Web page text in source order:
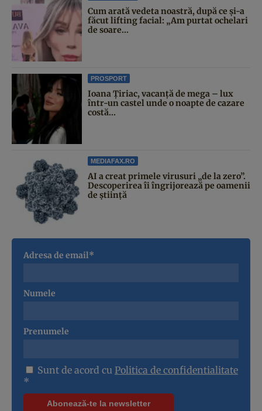
Cum arată vedeta noastră, după ce și-a
făcut lifting facial: „Am purtat ochelari
de soare...
PROSPORT
Ioana Țiriac, vacanță de mega – lux
într-un castel unde o noapte de cazare
costă...
MEDIAFAX.RO
AI a creat primele virusuri „de la zero”.
Descoperirea îi îngrijorează pe oamenii
de știință
Adresa de email*
Numele
Prenumele
Sunt de acord cu Politica de confidentialitate
*